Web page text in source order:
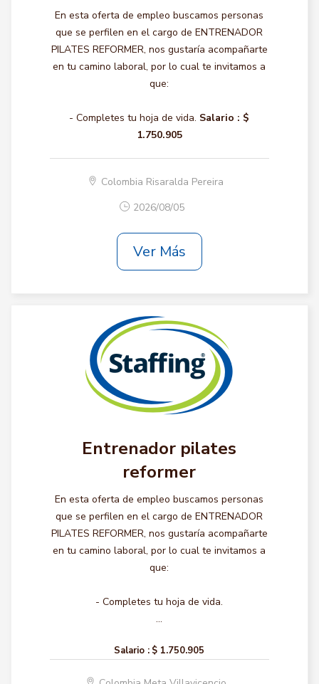
En esta oferta de empleo buscamos personas
que se perfilen en el cargo de ENTRENADOR
PILATES REFORMER, nos gustaría acompañarte
en tu camino laboral, por lo cual te invitamos a
que:
- Completes tu hoja de vida. Salario : $
1.750.905
Colombia Risaralda Pereira
2026/08/05
Ver Más
Entrenador pilates
reformer
En esta oferta de empleo buscamos personas
que se perfilen en el cargo de ENTRENADOR
PILATES REFORMER, nos gustaría acompañarte
en tu camino laboral, por lo cual te invitamos a
que:
- Completes tu hoja de vida.
...
Salario : $ 1.750.905